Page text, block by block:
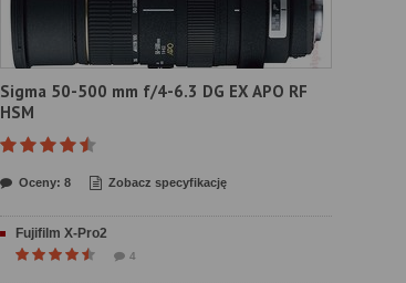
Sigma 50-500 mm f/4-6.3 DG EX APO RF
HSM
Oceny: 8 Zobacz specyfikację
Fujifilm X-Pro2
4